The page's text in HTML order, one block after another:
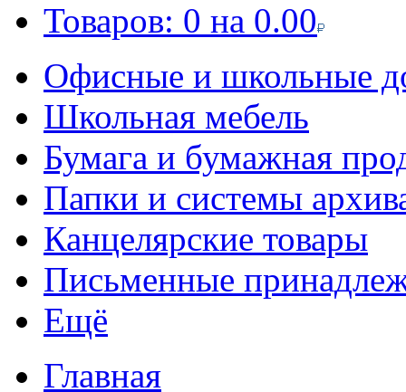
Товаров: 0 на 0.00
Офисные и школьные
Школьная мебель
Бумага и бумажная
Папки и системы
Канцелярские товары
Письменные
Ещё
Главная